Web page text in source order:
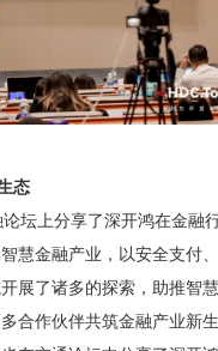
态
上分享了深开鸿在金融
慧金融产业，以安全支付
展了诸多的探索，助推智
合作伙伴共筑金融产业新